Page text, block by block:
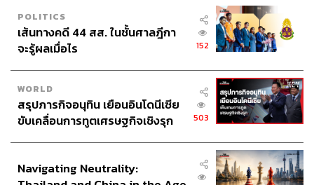
POLITICS
เส้นทางคดี 44 สส. ในชั้นศาลฎีกา
จะรู้ผลเมื่อไร
152
WORLD
สรุปภารกิจอนุทิน เยือนอินโดนีเซีย
ขับเคลื่อนการทูตเศรษฐกิจเชิงรุก
503
Navigating Neutrality: